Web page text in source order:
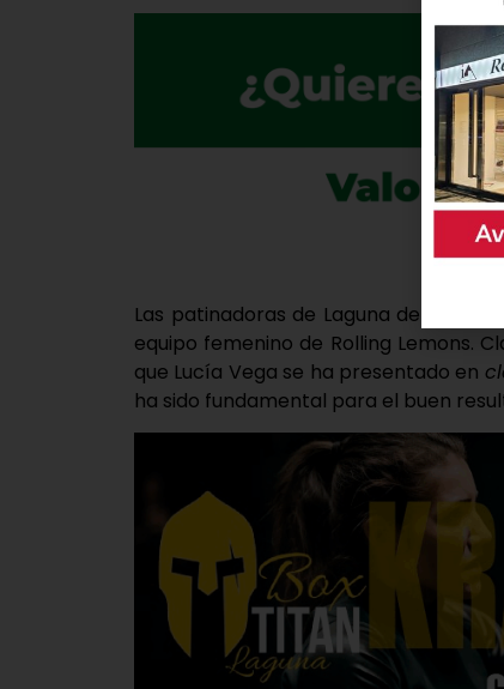
Las patinadoras de Laguna de Duero
equipo femenino de Rolling Lemons.
que Lucía Vega se ha presentado en
ha sido fundamental para el buen